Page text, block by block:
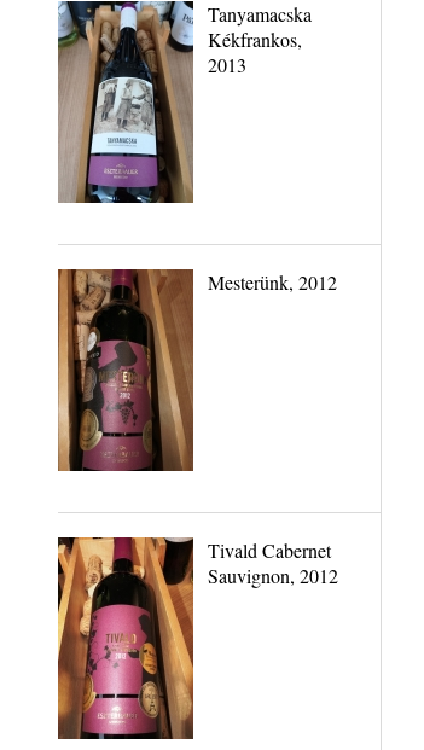
Tanyamacska
Kékfrankos,
2013
Mesterünk, 2012
Tivald Cabernet
Sauvignon, 2012